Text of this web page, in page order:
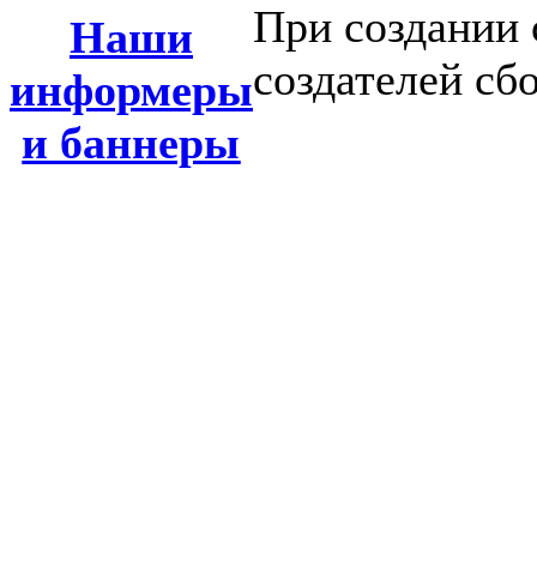
Наши
информеры
и баннеры
При создании
создателей